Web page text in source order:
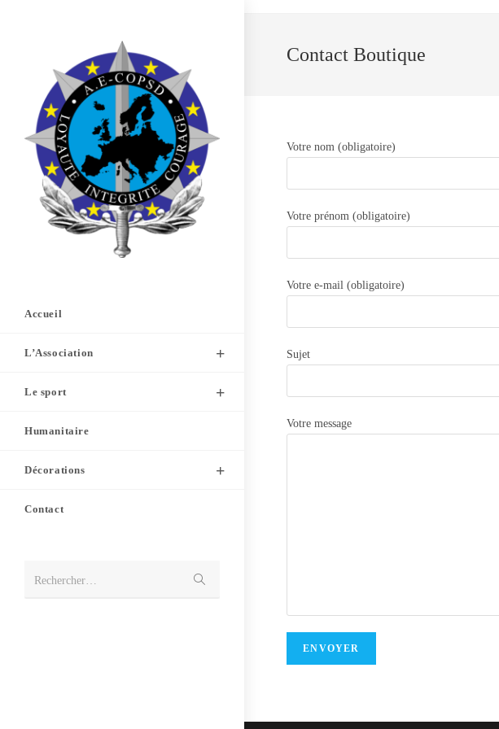
Accueil
L’Association
Le sport
Humanitaire
Décorations
Contact
Rechercher…
Contact Boutique
Votre nom (obligatoire)
Votre prénom (obligatoire)
Votre e-mail (obligatoire)
Sujet
Votre message